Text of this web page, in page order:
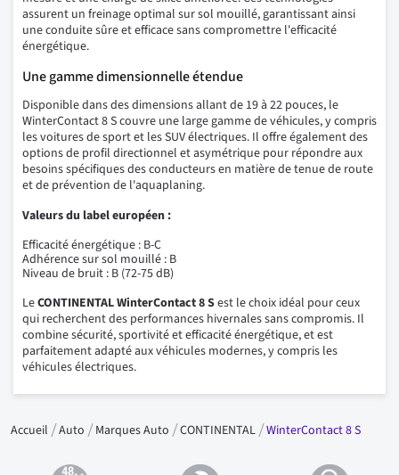
assurent un freinage optimal sur sol mouillé, garantissant ainsi
une conduite sûre et efficace sans compromettre l'efficacité
énergétique.
Une gamme dimensionnelle étendue
Disponible dans des dimensions allant de 19 à 22 pouces, le
WinterContact 8 S couvre une large gamme de véhicules, y compris
les voitures de sport et les SUV électriques. Il offre également des
options de profil directionnel et asymétrique pour répondre aux
besoins spécifiques des conducteurs en matière de tenue de route
et de prévention de l'aquaplaning.
Valeurs du label européen :
Efficacité énergétique : B-C
Adhérence sur sol mouillé : B
Niveau de bruit : B (72-75 dB)
LeCONTINENTAL WinterContact 8 Sest le choix idéal pour ceux
qui recherchent des performances hivernales sans compromis. Il
combine sécurité, sportivité et efficacité énergétique, et est
parfaitement adapté aux véhicules modernes, y compris les
véhicules électriques.
Accueil Auto Marques Auto CONTINENTAL WinterContact 8 S